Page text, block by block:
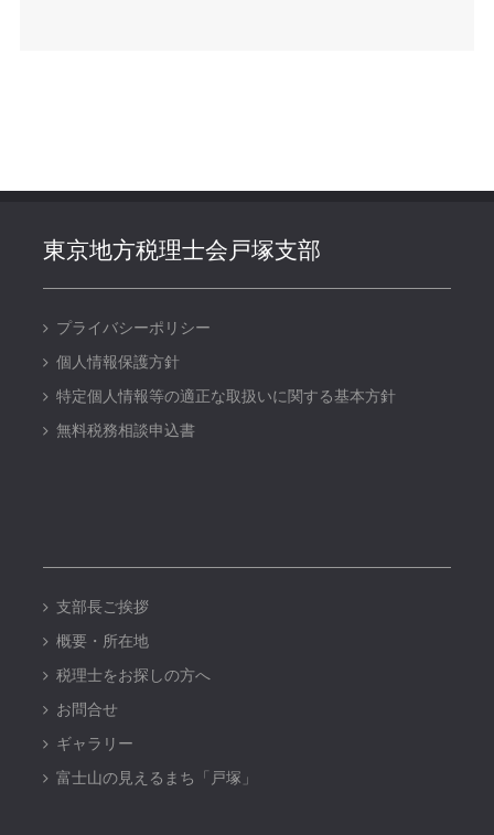
東京地方税理士会戸塚支部
プライバシーポリシー
個人情報保護方針
特定個人情報等の適正な取扱いに関する基本方針
無料税務相談申込書
支部長ご挨拶
概要・所在地
税理士をお探しの方へ
お問合せ
ギャラリー
富士山の見えるまち「戸塚」